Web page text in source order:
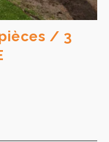
/ 3